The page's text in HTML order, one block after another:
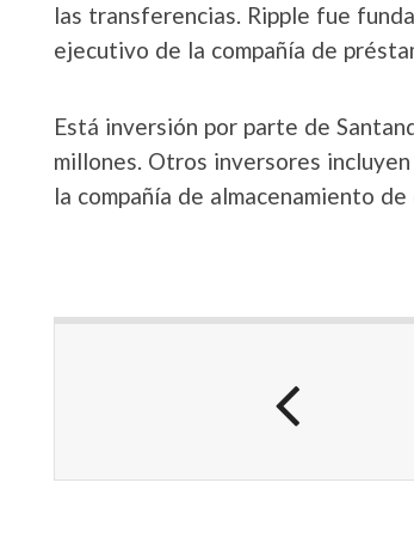
las transferencias. Ripple fue
ejecutivo de la compañía de
Está inversión por parte de
millones. Otros inversores
la compañía de almacenamiento